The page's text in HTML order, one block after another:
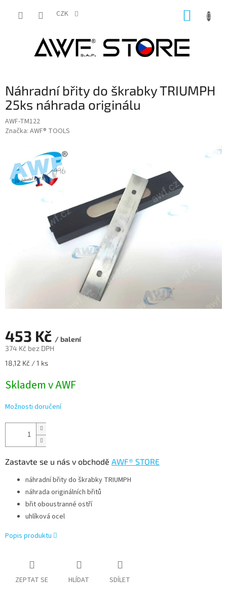
CZK
Náhradní břity do škrabky TRIUMPH
25ks náhrada originálu
AWF-TM122
Značka: AWF® TOOLS
453 Kč / balení
374 Kč bez DPH
Měrná
18,12 Kč / 1 ks
Skladem v AWF
Možnosti doručení
Zastavte se u nás v obchodě AWF® STORE
náhradní břity do škrabky TRIUMPH
náhrada originálních břitů
břit oboustranné ostří
uhlíková ocel
Popis produktu
ZEPTAT SE HLÍDAT SDÍLET